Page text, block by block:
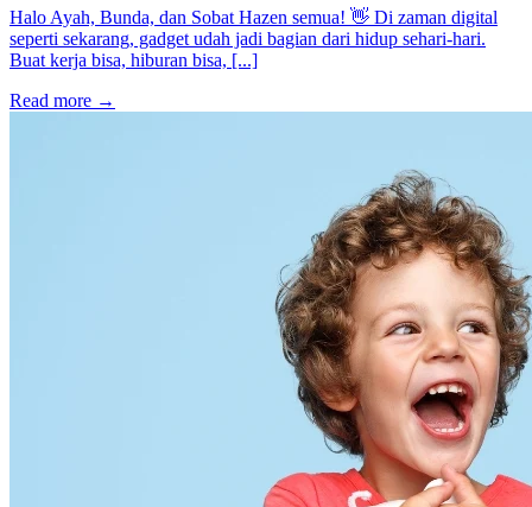
Halo Ayah, Bunda, dan Sobat Hazen semua! 👋 Di zaman digital
seperti sekarang, gadget udah jadi bagian dari hidup sehari-hari.
Buat kerja bisa, hiburan bisa, [...]
Read more →